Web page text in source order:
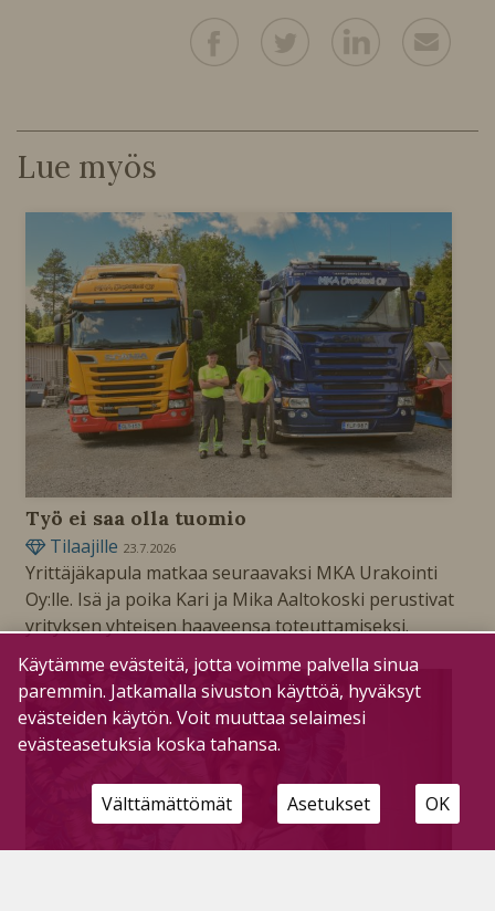
Lue myös
Työ ei saa olla tuomio
Tilaajille 23.7.2026
Yrittäjäkapula matkaa seuraavaksi MKA Urakointi
Oy:lle. Isä ja poika Kari ja Mika Aaltokoski perustivat
yrityksen yhteisen haaveensa toteuttamiseksi.
Käytämme evästeitä, jotta voimme palvella sinua
paremmin. Jatkamalla sivuston käyttöä, hyväksyt
evästeiden käytön. Voit muuttaa selaimesi
evästeasetuksia koska tahansa.
Välttämättömät Asetukset OK